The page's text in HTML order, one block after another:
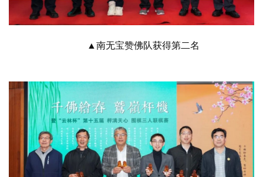
▲南无宝赞佛队获得第二名